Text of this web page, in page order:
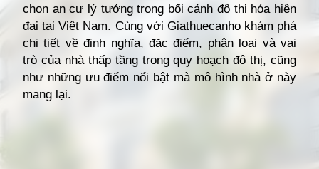
chọn an cư lý tưởng trong bối cảnh đô thị hóa hiện
đại tại Việt Nam. Cùng với Giathuecanho khám phá
chi tiết về định nghĩa, đặc điểm, phân loại và vai
trò của nhà thấp tầng trong quy hoạch đô thị, cũng
như những ưu điểm nổi bật mà mô hình nhà ở này
mang lại.